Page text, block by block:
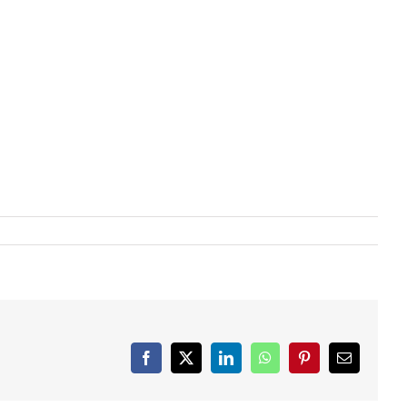
Facebook
X LinkedInWhatsAppPinterestEmail